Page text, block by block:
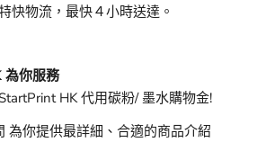
快物流，最快４小時送達。
你服務
HK 代用碳粉/ 墨水購物金!
為你提供最詳細、合適的商品介紹